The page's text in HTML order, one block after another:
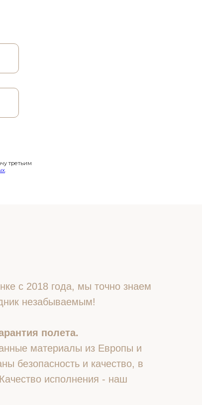
третьим
.
с 2018 года, мы точно знаем
незабываемым!
полета.
материалы из Европы и
безопасность и качество, в
исполнения - наш